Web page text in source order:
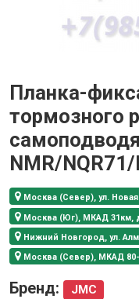
Планка-
тормозного
NMR/
Москва (Север), ул.
Москва (Юг), МКАД 31км,
Нижний Новгород, ул.
Москва (Север), МКАД 80-
Бренд: JMC